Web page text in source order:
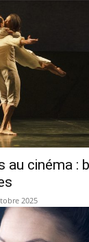
au cinéma
2025